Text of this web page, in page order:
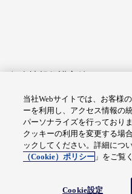
アクセシビリティへの対応
総合サイトマップ
© Fuji
当社Webサイトでは、お客様
ーを利用し、アクセス情報の
パーソナライズを行っており
クッキーの利用を変更する場
ックしてください。詳細につ
（Cookie）ポリシー 」をご覧
Cookie設定